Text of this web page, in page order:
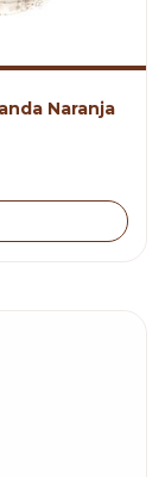
Naranja